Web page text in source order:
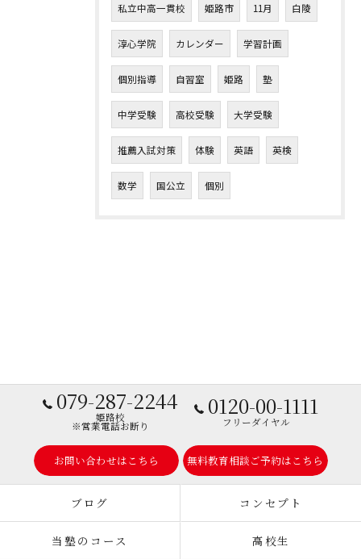
私立中高一貫校 姫路市 11月 白陵
淳心学院 カレンダー 学習計画
個別指導 自習室 姫路 塾
中学受験 高校受験 大学受験
推薦入試対策 体験 英語 英検
数学 国公立 個別
079-287-2244
姫路校
※営業電話お断り
0120-00-1111
フリーダイヤル
お問い合わせはこちら 無料教育相談ご予約はこちら
ブログ コンセプト
当塾のコース 高校生